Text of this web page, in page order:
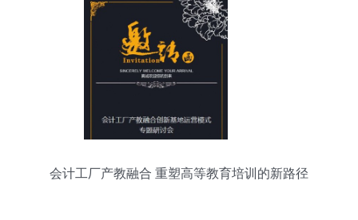
会计工厂产教融合 重塑高等教育培训的新路径